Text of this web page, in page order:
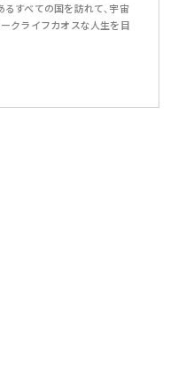
すべての国を訪れて、宇宙
クライフカオスな人生を目